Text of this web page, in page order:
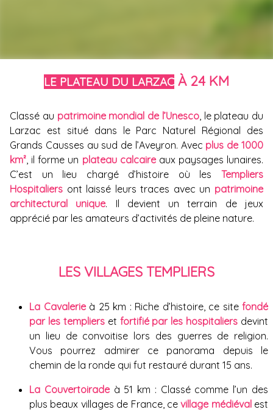
LE PLATEAU DU LARZAC À 24 KM
Classé au patrimoine mondial de l’Unesco, le plateau du
Larzac est situé dans le Parc Naturel Régional des
Grands Causses au sud de l’Aveyron. Avec plus de 1000
km², il forme un plateau calcaireaux paysages lunaires.
C’est un lieu chargé d’histoire où les Templiers
Hospitaliers ont laissé leurs traces avec un patrimoine
architectural unique. Il devient un terrain de jeux
apprécié par les amateurs d’activités de pleine nature.
LES VILLAGES TEMPLIERS
La Cavalerieà 25 km : Riche d’histoire, ce site fondé
par les templierset fortifié par les hospitaliers devint
un lieu de convoitise lors des guerres de religion.
Vous pourrez admirer ce panorama depuis le
chemin de la ronde qui fut restauré durant 15 ans.
La Couvertoiradeà 51 km : Classé comme l’un des
plus beaux villages de France, cevillage médiévalest